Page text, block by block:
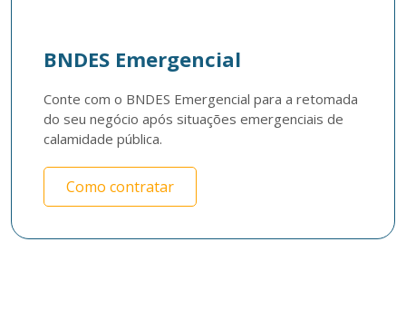
BNDES Emergencial
Conte com o BNDES Emergencial para a retomada
do seu negócio após situações emergenciais de
calamidade pública.
Como contratar